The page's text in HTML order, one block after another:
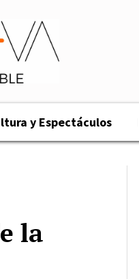
y Espectáculos
la